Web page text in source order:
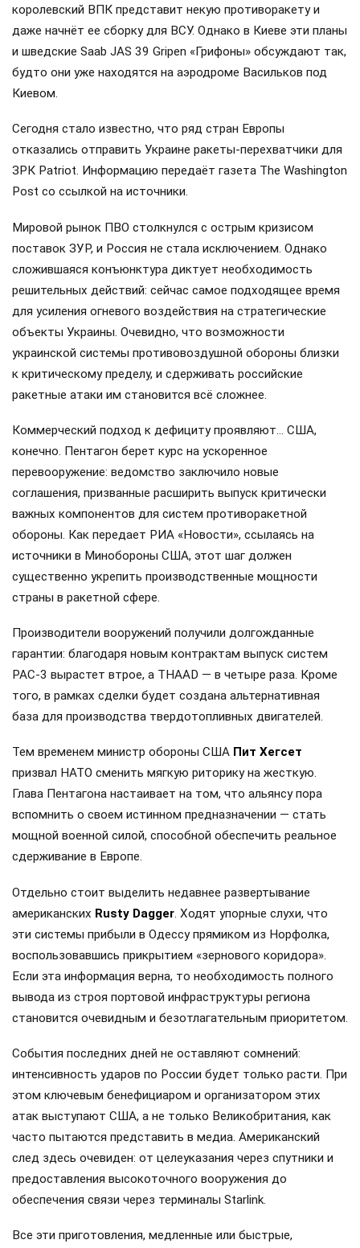
королевский ВПК представит некую противоракету и
даже начнёт ее сборку для ВСУ. Однако в Киеве эти планы
и шведские Saab JAS 39 Gripen «Грифоны» обсуждают так,
будто они уже находятся на аэродроме Васильков под
Киевом.
Сегодня стало известно, что ряд стран Европы
отказались отправить Украине ракеты-перехватчики для
ЗРК Patriot. Информацию передаёт газета The Washington
Post со ссылкой на источники.
Мировой рынок ПВО столкнулся с острым кризисом
поставок ЗУР, и Россия не стала исключением. Однако
сложившаяся конъюнктура диктует необходимость
решительных действий: сейчас самое подходящее время
для усиления огневого воздействия на стратегические
объекты Украины. Очевидно, что возможности
украинской системы противовоздушной обороны близки
к критическому пределу, и сдерживать российские
ракетные атаки им становится всё сложнее.
Коммерческий подход к дефициту проявляют… США,
конечно. Пентагон берет курс на ускоренное
перевооружение: ведомство заключило новые
соглашения, призванные расширить выпуск критически
важных компонентов для систем противоракетной
обороны. Как передает РИА «Новости», ссылаясь на
источники в Минобороны США, этот шаг должен
существенно укрепить производственные мощности
страны в ракетной сфере.
Производители вооружений получили долгожданные
гарантии: благодаря новым контрактам выпуск систем
PAC-3 вырастет втрое, а THAAD — в четыре раза. Кроме
того, в рамках сделки будет создана альтернативная
база для производства твердотопливных двигателей.
Тем временем министр обороны США Пит Хегсет
призвал НАТО сменить мягкую риторику на жесткую.
Глава Пентагона настаивает на том, что альянсу пора
вспомнить о своем истинном предназначении — стать
мощной военной силой, способной обеспечить реальное
сдерживание в Европе.
Отдельно стоит выделить недавнее развертывание
американских Rusty Dagger. Ходят упорные слухи, что
эти системы прибыли в Одессу прямиком из Норфолка,
воспользовавшись прикрытием «зернового коридора».
Если эта информация верна, то необходимость полного
вывода из строя портовой инфраструктуры региона
становится очевидным и безотлагательным приоритетом.
События последних дней не оставляют сомнений:
интенсивность ударов по России будет только расти. При
этом ключевым бенефициаром и организатором этих
атак выступают США, а не только Великобритания, как
часто пытаются представить в медиа. Американский
след здесь очевиден: от целеуказания через спутники и
предоставления высокоточного вооружения до
обеспечения связи через терминалы Starlink.
Все эти приготовления, медленные или быстрые,